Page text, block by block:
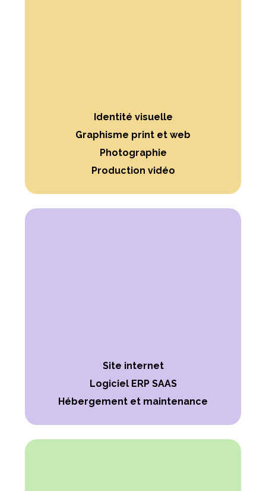
Identité visuelle
Graphisme print et web
Photographie
Production vidéo
Site internet
Logiciel ERP SAAS
Hébergement et maintenance